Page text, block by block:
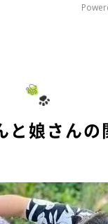
と娘さんの